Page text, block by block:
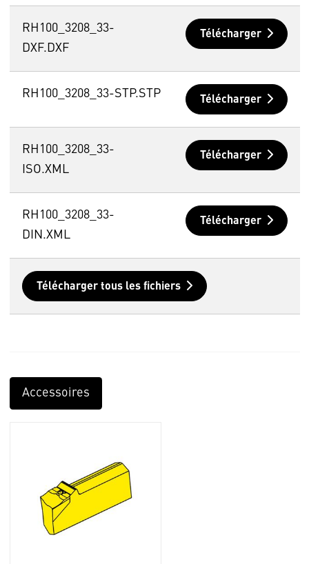
RH100_3208_33-
DXF.DXF
Télécharger
RH100_3208_33-STP.STP Télécharger
RH100_3208_33-
ISO.XML
Télécharger
RH100_3208_33-
DIN.XML
Télécharger
Télécharger tous les fichiers
Accessoires